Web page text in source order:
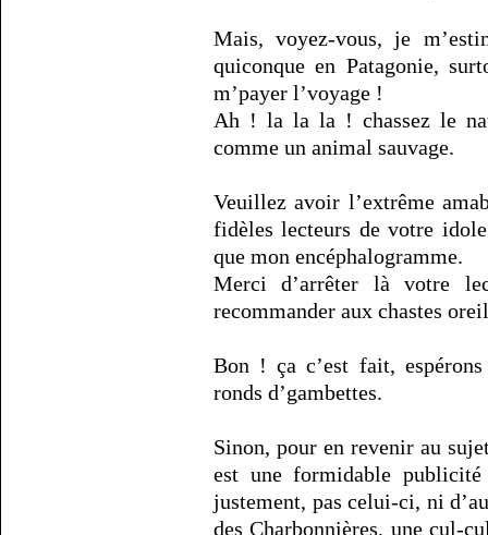
Mais, voyez-vous, je
quiconque en Patagonie,
m’payer l’voyage !
Ah ! la la la ! chassez le
comme un animal sauvage.
Veuillez avoir l’extrême
fidèles lecteurs de votre
que mon encéphalogramme.
Merci d’arrêter là votre
recommander aux chastes
Bon ! ça c’est fait,
ronds d’gambettes.
Sinon, pour en revenir au
est une formidable
justement, pas celui-ci, ni
des Charbonnières, une cul-